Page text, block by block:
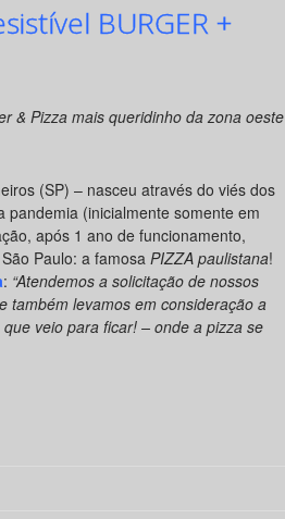
BURGER +
& Pizza mais queridinho da zona oeste
(SP) – nasceu através do viés dos
(inicialmente somente em
após 1 ano de funcionamento,
Paulo: a famosa PIZZA paulistana!
: “Atendemos a solicitação de nossos
também levamos em consideração a
veio para ficar! – onde a pizza se